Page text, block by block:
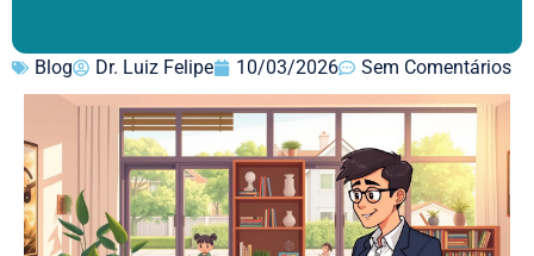
Blog Dr. Luiz Felipe 10/03/2026 Sem Comentários